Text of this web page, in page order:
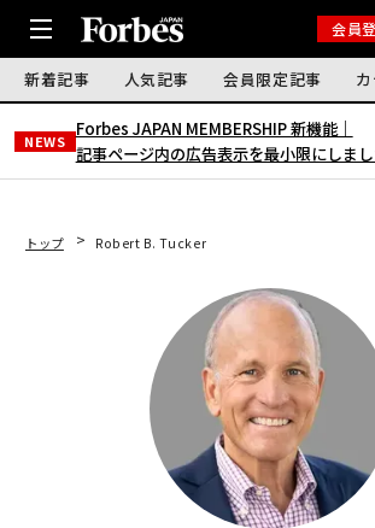
会員
新着記事 人気記事 会員限定記事
NEWS
Forbes JAPAN MEMBERSHIP 新機能｜
記事ページ内の広告表示を最小限にしま
トップ Robert B. Tucker